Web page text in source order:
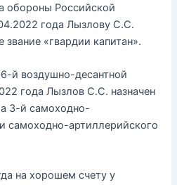
обороны Российской
года Лызлову С.С.
звание «гвардии капитан».
й воздушно-десантной
года Лызлов С.С. назначен
3-й самоходно-
самоходно-артиллерийского
на хорошем счету у